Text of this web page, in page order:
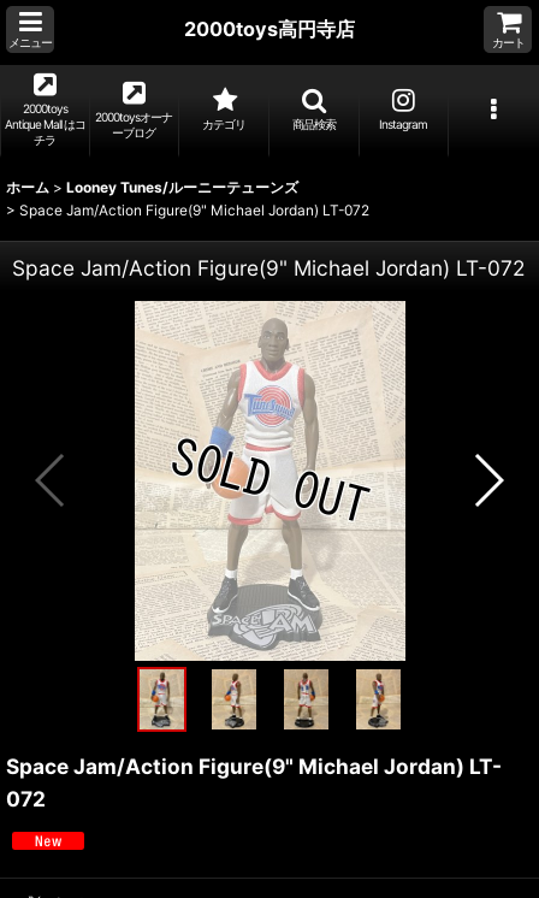
メニュー
2000toys高円寺店
カート
2000toys
Antique Mall はコ
チラ
2000toysオーナ
ーブログ
カテゴリ 商品検索 Instagram
ホーム > Looney Tunes/ルーニーテューンズ
> Space Jam/Action Figure(9" Michael Jordan) LT-072
Space Jam/Action Figure(9" Michael Jordan) LT-072
Space Jam/Action Figure(9" Michael Jordan) LT-
072